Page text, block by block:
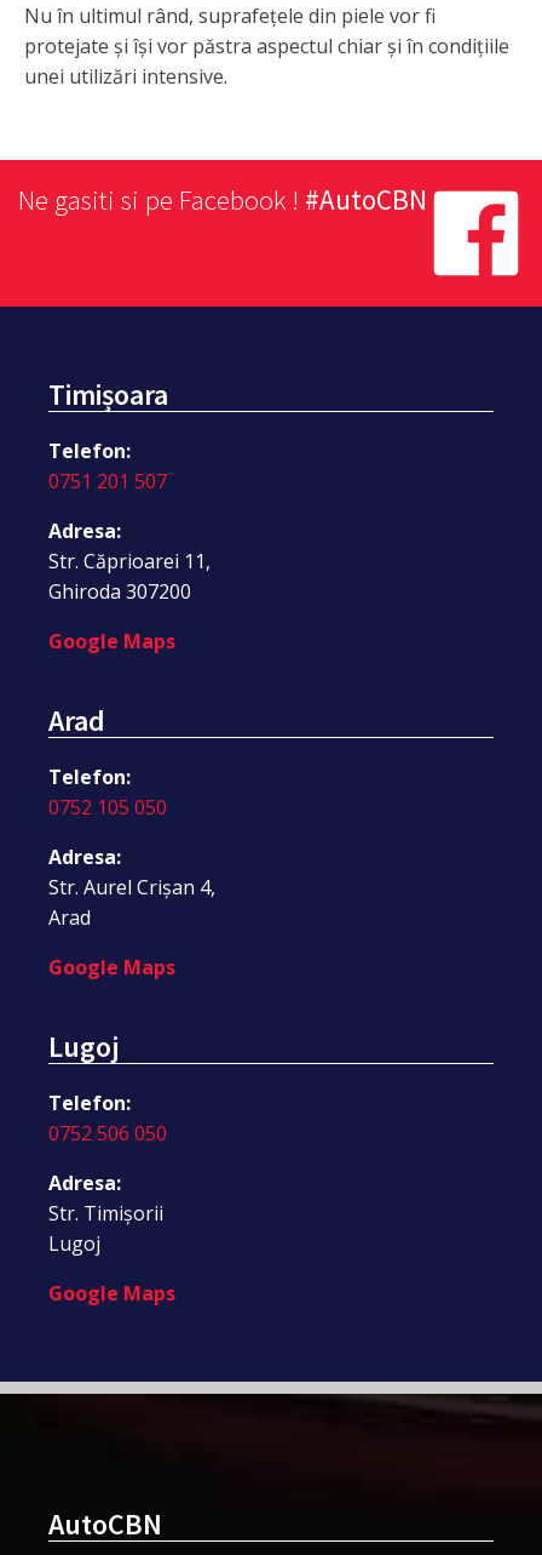
Nu în ultimul rând, suprafețele din piele vor fi
protejate și își vor păstra aspectul chiar și în condițiile
unei utilizări intensive.
Ne gasiti si pe Facebook ! #AutoCBN
Timișoara
Telefon:
0751 201 507
Adresa:
Str. Căprioarei 11,
Ghiroda 307200
Google Maps
Arad
Telefon:
0752 105 050
Adresa:
Str. Aurel Crișan 4,
Arad
Google Maps
Lugoj
Telefon:
0752 506 050
Adresa:
Str. Timișorii
Lugoj
Google Maps
AutoCBN